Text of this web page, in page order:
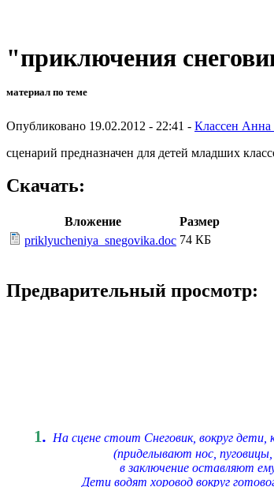
"приключения
материал по теме
Опубликовано 19.02.2012 - 22:41 - Классен
сценарий предназначен для детей младших
Скачать:
Вложение
Размер
priklyucheniya_snegovika.doc 74 КБ
Предварительный просмотр:
1. На сцене стоит Снеговик, вокруг дети,
(приделывают нос, пуговицы,
в заключение оставляют ему в
Дети водят хоровод вокруг готового